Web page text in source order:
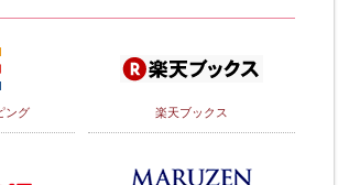
ング 楽天ブックス